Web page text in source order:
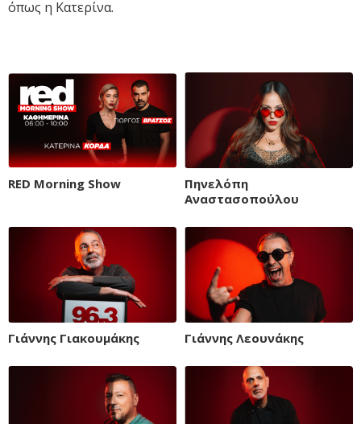
όπως η Κατερίνα.
RED Morning Show
Πηνελόπη
Αναστασοπούλου
Γιάννης Γιακουμάκης Γιάννης Λεουνάκης